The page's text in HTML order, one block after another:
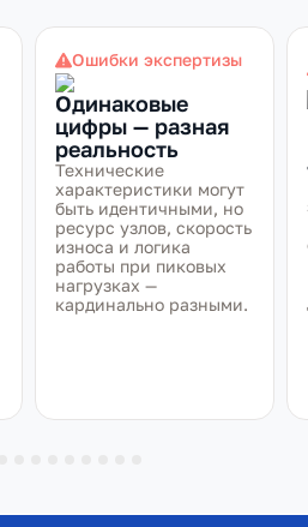
Ошибки экспертизы
Одинаковые
цифры — разная
реальность
Технические
характеристики могут
быть идентичными, но
ресурс узлов, скорость
износа и логика
работы при пиковых
нагрузках —
кардинально разными.